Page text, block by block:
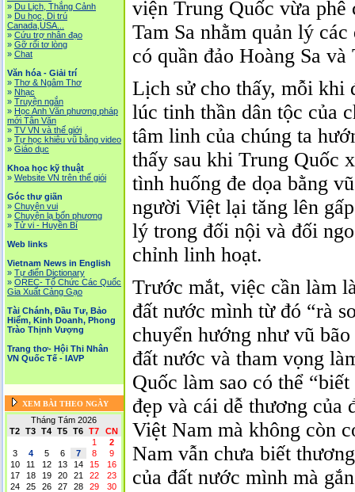
» Du Lịch, Thắng Cảnh
» Du học, Di trú
Canada,USA...
» Cứu trợ nhân đạo
» Gỡ rối tơ lòng
» Chat
Văn hóa - Giải trí
» Thơ & Ngâm Thơ
» Nhạc
» Truyện ngắn
» Học Anh Văn phương pháp
mới Tân Văn
» TV VN và thế giới
» Tự học khiêu vũ bằng video
» Giáo dục
Khoa học kỹ thuật
» Website VN trên thế giói
Góc thư giãn
» Chuyện vui
» Chuyện lạ bốn phương
» Tử vi - Huyền Bí
Web links
Vietnam News in English
» Tự điển Dictionary
» OREC- Tố Chức Các Quốc
Gia Xuất Cảng Gạo
Tài Chánh, Đầu Tư, Bảo
Hiểm, Kinh Doanh, Phong
Trào Thịnh Vượng
Trang thơ- Hội Thi Nhân
VN Quốc Tế - IAVP
XEM BÀI THEO NGÀY
Tháng Tám 2026
T2
T3 T4 T5 T6 T7
CN
1
2
3
4 5 6 7 8
9
10
11 12 13 14 15
16
17
18 19 20 21 22
23
24
25 26 27 28 29
30
viện Trung Quốc vừa phê
Tam Sa nhằm quản lý
có quần đảo Hoàng Sa
Lịch sử cho thấy, mỗi khi
lúc tinh thần dân tộc của
tâm linh của chúng ta
thấy sau khi Trung Quốc
tình huống đe dọa bằng
người Việt lại tăng lên
lý trong đối nội và đối
chỉnh linh hoạt.
Trước mắt, việc cần làm
đất nước mình từ đó “rà
chuyển hướng như vũ
đất nước và tham vọng
Quốc làm sao có thể
đẹp và cái dễ thương của
Việt Nam mà không còn
Nam vẫn chưa biết
của đất nước mình mà